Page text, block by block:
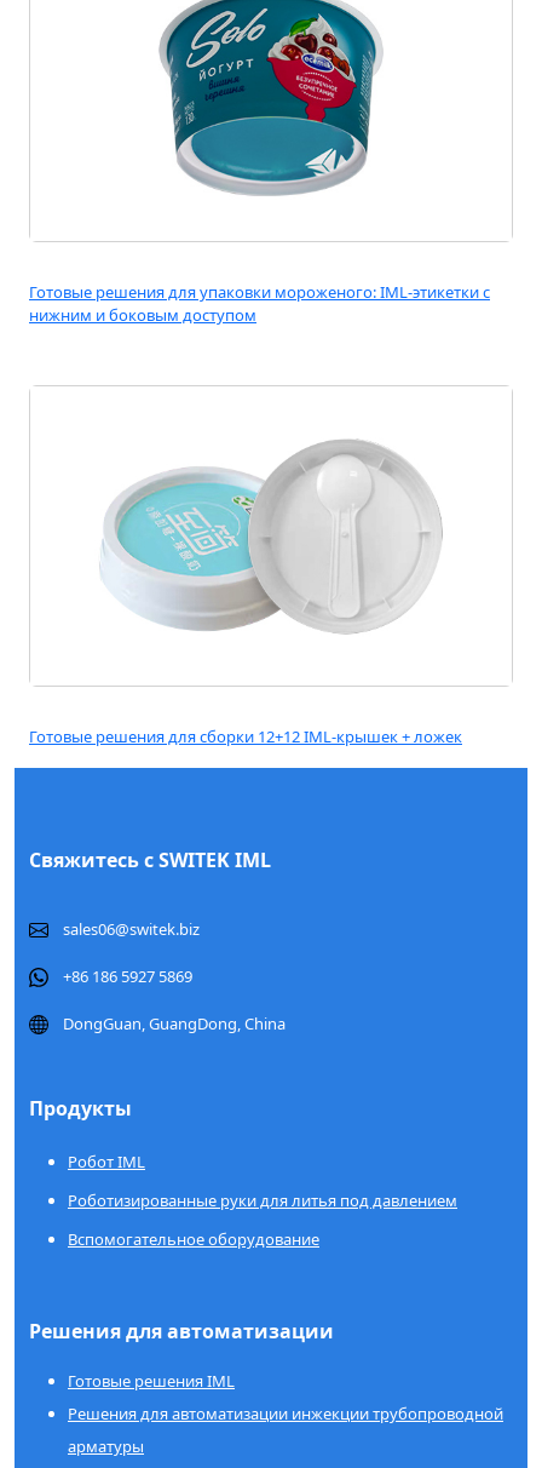
Готовые решения для упаковки мороженого: IML-этикетки с
нижним и боковым доступом
Готовые решения для сборки 12+12 IML-крышек + ложек
Свяжитесь с SWITEK IML
sales06@switek.biz
+86 186 5927 5869
DongGuan, GuangDong, China
Продукты
Робот IML
Роботизированные руки для литья под давлением
Вспомогательное оборудование
Решения для автоматизации
Готовые решения IML
Решения для автоматизации инжекции трубопроводной
арматуры